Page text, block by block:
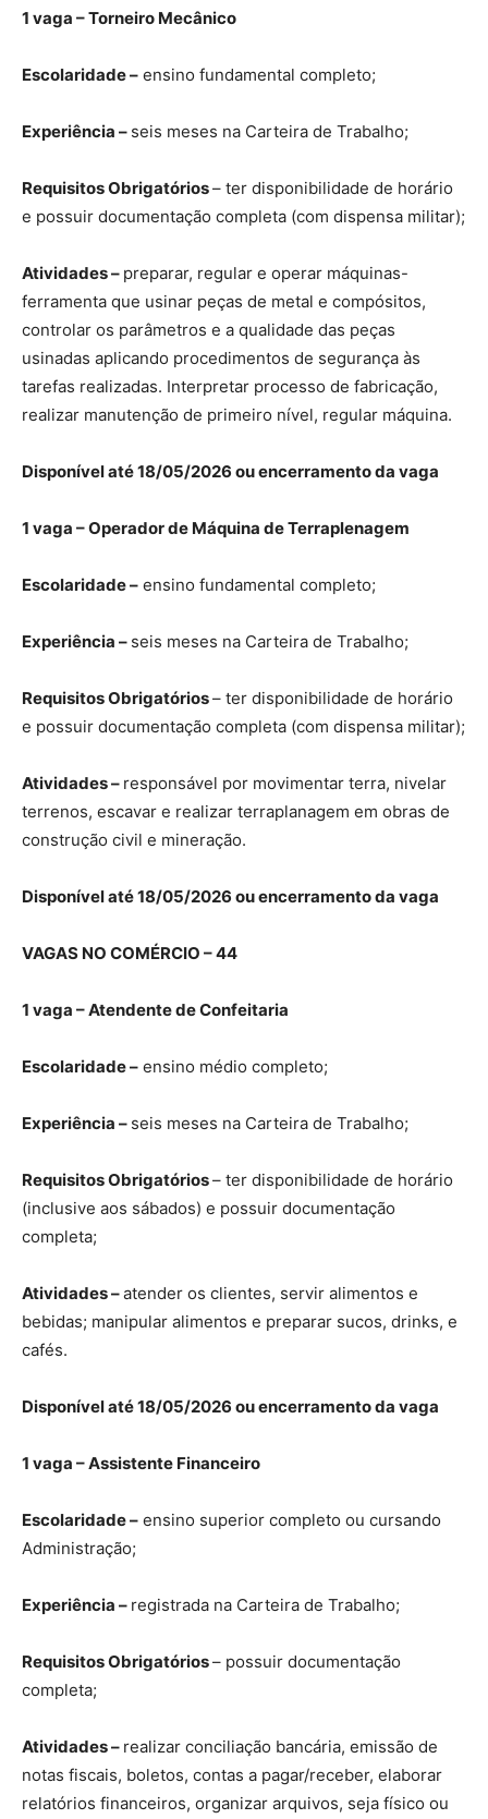
1 vaga – Torneiro Mecânico
Escolaridade – ensino fundamental completo;
Experiência – seis meses na Carteira de Trabalho;
Requisitos Obrigatórios– ter disponibilidade de horário
e possuir documentação completa (com dispensa militar);
Atividades – preparar, regular e operar máquinas-
ferramenta que usinar peças de metal e compósitos,
controlar os parâmetros e a qualidade das peças
usinadas aplicando procedimentos de segurança às
tarefas realizadas. Interpretar processo de fabricação,
realizar manutenção de primeiro nível, regular máquina.
Disponível até 18/05/2026 ou encerramento da vaga
1 vaga – Operador de Máquina de Terraplenagem
Escolaridade – ensino fundamental completo;
Experiência – seis meses na Carteira de Trabalho;
Requisitos Obrigatórios– ter disponibilidade de horário
e possuir documentação completa (com dispensa militar);
Atividades – responsável por movimentar terra, nivelar
terrenos, escavar e realizar terraplanagem em obras de
construção civil e mineração.
Disponível até 18/05/2026 ou encerramento da vaga
VAGAS NO COMÉRCIO – 44
1 vaga – Atendente de Confeitaria
Escolaridade – ensino médio completo;
Experiência – seis meses na Carteira de Trabalho;
Requisitos Obrigatórios– ter disponibilidade de horário
(inclusive aos sábados) e possuir documentação
completa;
Atividades –atender os clientes, servir alimentos e
bebidas; manipular alimentos e preparar sucos, drinks, e
cafés.
Disponível até 18/05/2026 ou encerramento da vaga
1 vaga – Assistente Financeiro
Escolaridade – ensino superior completo ou cursando
Administração;
Experiência – registrada na Carteira de Trabalho;
Requisitos Obrigatórios– possuir documentação
completa;
Atividades – realizar conciliação bancária, emissão de
notas fiscais, boletos, contas a pagar/receber, elaborar
relatórios financeiros, organizar arquivos, seja físico ou